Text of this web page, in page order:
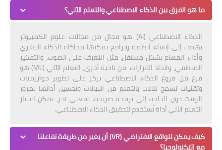
ما هو الفرق بين الذكاء الاصطناعي والتعلم الآلي؟
الذكاء الاصطناعي (AI) هو مجال من مجالات علوم الكمبيوتر
يهدف إلى إنشاء أنظمة وبرامج يمكنها محاكاة الذكاء البشري
وأداء المهام بشكل مستقل، مثل التعرف على الصوت، والتفكير
المنطقي، واتخاذ القرارات. من ناحية أخرى، التعلم الآلي (ML) هو
فرع من فروع الذكاء الاصطناعي يركز على تطوير خوارزميات
وتقنيات تسمح للآلات بالتعلم من البيانات وتحسين أدائها بمرور
الوقت دون الحاجة إلى برمجة صريحة. بمعنى آخر، يمكن اعتبار
التعلم الآلي أداة تُستخدم لتحقيق الذكاء الاصطناعي.
كيف يمكن للواقع الافتراضي (VR) أن يغير من طريقة تفاعلنا
مع التكنولوجيا؟